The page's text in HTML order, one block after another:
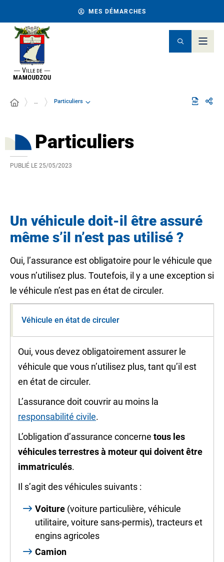
MES DÉMARCHES
… Particuliers
Particuliers
PUBLIÉ LE 25/05/2023
Un véhicule doit-il être assuré
même s’il n’est pas utilisé ?
Oui, l’assurance est obligatoire pour le véhicule que
vous n’utilisez plus. Toutefois, il y a une exception si
le véhicule n’est pas en état de circuler.
Véhicule en état de circuler
Oui, vous devez obligatoirement assurer le
véhicule que vous n’utilisez plus, tant qu’il est
en état de circuler.
L’assurance doit couvrir au moins la
responsabilité civile.
L’obligation d’assurance concerne tous les
véhicules terrestres à moteur qui doivent être
immatriculés.
Il s’agit des véhicules suivants :
Voiture (voiture particulière, véhicule
utilitaire, voiture sans-permis), tracteurs et
engins agricoles
Camion